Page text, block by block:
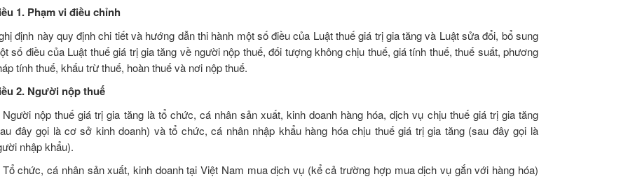
1. Phạm vi điều chỉnh
định này quy định chi tiết và hướng dẫn thi hành một số điều của Luật thuế giá trị gia tăng và Luật sửa đổi, bổ sung
số điều của Luật thuế giá trị gia tăng về người nộp thuế, đối tượng không chịu thuế, giá tính thuế, thuế suất, phương
tính thuế, khấu trừ thuế, hoàn thuế và nơi nộp thuế.
2. Người nộp thuế
Người nộp thuế giá trị gia tăng là tổ chức, cá nhân sản xuất, kinh doanh hàng hóa, dịch vụ chịu thuế giá trị gia tăng
đây gọi là cơ sở kinh doanh) và tổ chức, cá nhân nhập khẩu hàng hóa chịu thuế giá trị gia tăng (sau đây gọi là
nhập khẩu).
Tổ chức, cá nhân sản xuất, kinh doanh tại Việt Nam mua dịch vụ (kể cả trường hợp mua dịch vụ gắn với hàng hóa)